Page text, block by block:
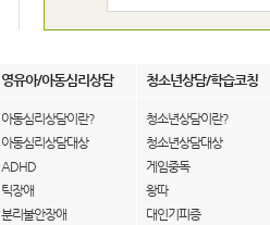
영유아/아동심리상담 청소년상담/학습코칭
아동심리상담이란?
아동심리상담대상
ADHD
틱장애
분리불안장애
청소년상담이란?
청소년상담대상
게임중독
왕따
대인기피증